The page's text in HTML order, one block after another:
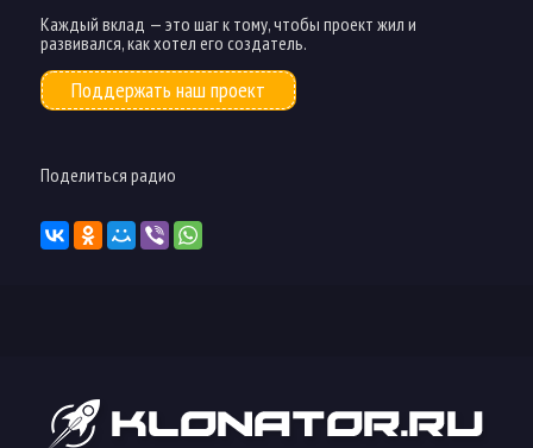
Каждый вклад — это шаг к тому, чтобы проект жил и
развивался, как хотел его создатель.
Поддержать наш проект
Поделиться радио